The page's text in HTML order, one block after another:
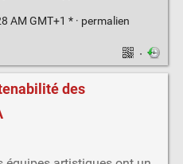
AM GMT+1 * · permalien
·
des